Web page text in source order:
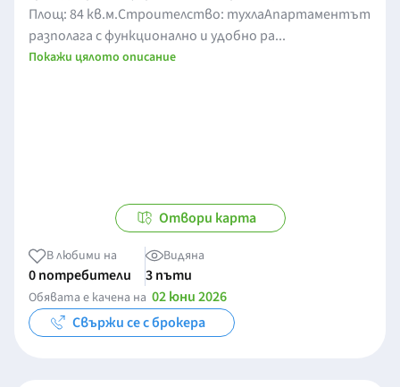
Площ: 84 кв.м.Строителство: тухлаАпартаментът
разполага с функционално и удобно ра...
Покажи цялото описание
Отвори карта
В любими на
0 потребители
Видяна
3 пъти
Обявата е качена на 02 юни 2026
Свържи се с брокера